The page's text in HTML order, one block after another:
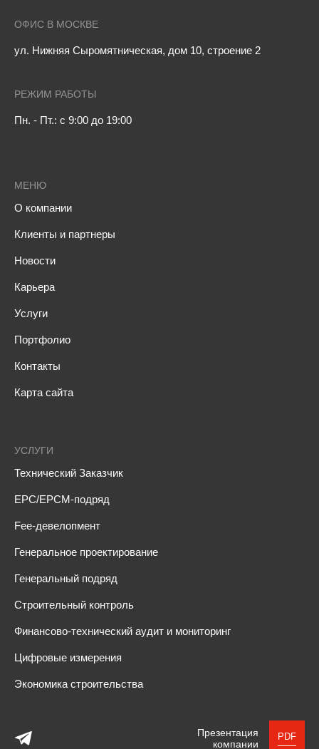
МЕНЮ
О компании
Клиенты и партнеры
Новости
Карьера
Услуги
Портфолио
Контакты
Карта сайта
УСЛУГИ
Технический Заказчик
EPC/EPCM-подряд
Fee-девелопмент
Генеральное проектирование
Генеральный подряд
Строительный контроль
Финансово-технический аудит и мониторинг
Цифровые измерения
Экономика строительства
ОФИС В МОСКВЕ
ул. Нижняя Сыромятническая, дом 10, строение 2
РЕЖИМ РАБОТЫ
Пн. - Пт.: с 9:00 до 19:00
Презентация
компании
PDF